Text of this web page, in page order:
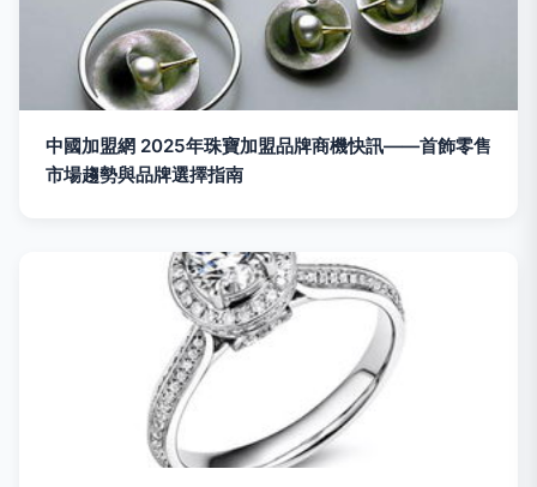
中國加盟網 2025年珠寶加盟品牌商機快訊——首飾零售
市場趨勢與品牌選擇指南